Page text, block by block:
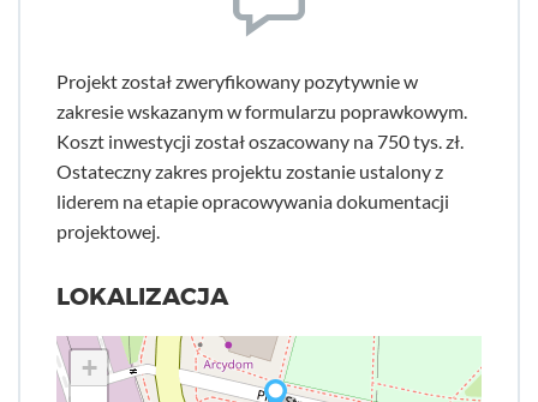
Projekt został zweryfikowany pozytywnie w
zakresie wskazanym w formularzu poprawkowym.
Koszt inwestycji został oszacowany na 750 tys. zł.
Ostateczny zakres projektu zostanie ustalony z
liderem na etapie opracowywania dokumentacji
projektowej.
LOKALIZACJA
+